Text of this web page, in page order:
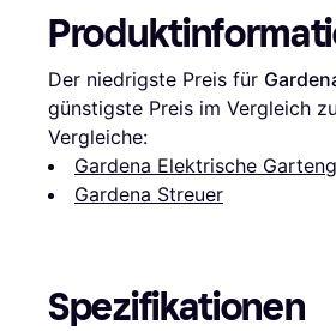
Der niedrigste Preis für
günstigste Preis im Vergleich zu
Vergleiche:
Gardena Elektrische
Gardena Streuer
Spezifikationen